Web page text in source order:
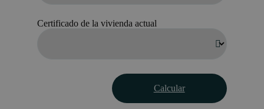
Certificado de la vivienda actual
Calcular